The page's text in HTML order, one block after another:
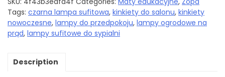
Tags: czarna lampa sufitowa, kinkiety do salonu, kinkiety
nowoczesne, lampy do przedpokoju, lampy ogrodowe na
prąd, lampy sufitowe do sypialni
Description